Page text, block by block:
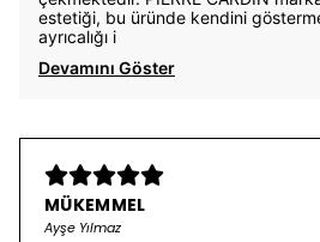
estetiği, bu üründe kendini
ayrıcalığı i
Devamını Göster
MÜKEMMEL
Ayşe Yılmaz